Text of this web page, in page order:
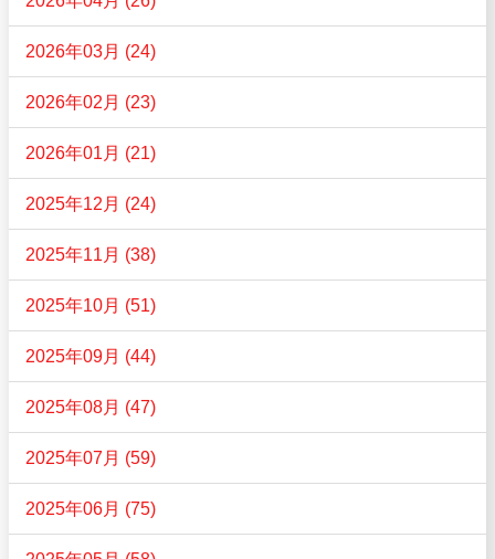
2026年03月 (24)
2026年02月 (23)
2026年01月 (21)
2025年12月 (24)
2025年11月 (38)
2025年10月 (51)
2025年09月 (44)
2025年08月 (47)
2025年07月 (59)
2025年06月 (75)